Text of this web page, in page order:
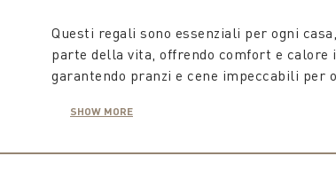
Questi regali sono essenziali per ogni
parte della vita, offrendo comfort e calore
garantendo pranzi e cene impeccabili per
Con ilset del tavolino
SHOW MORE